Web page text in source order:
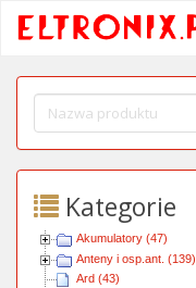
Kategorie
Akumulatory (47)
Anteny i osp.ant. (139)
Ard (43)